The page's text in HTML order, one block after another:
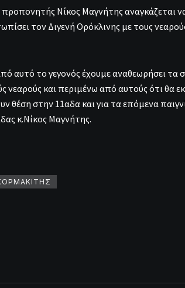
Νίκος Μαγνήτης αναγκάζεται
τον Διγενή Ορόκλινης με τους
αυτό το γεγονός έχουμε αναθεωρήσει τα
νεαρούς και περιμένω από αυτούς ότι θα
θέση στην 11αδα και για τα επόμενα
κ.Νίκος Μαγνήτης.